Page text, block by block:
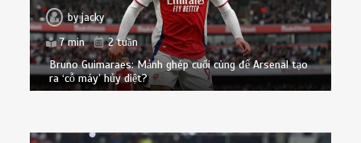
byjacky
7 min
2 tuần
Bruno Guimaraes: Mảnh ghép cuối cùng để Arsenal tạo
ra ‘cỗ máy’ hủy diệt?